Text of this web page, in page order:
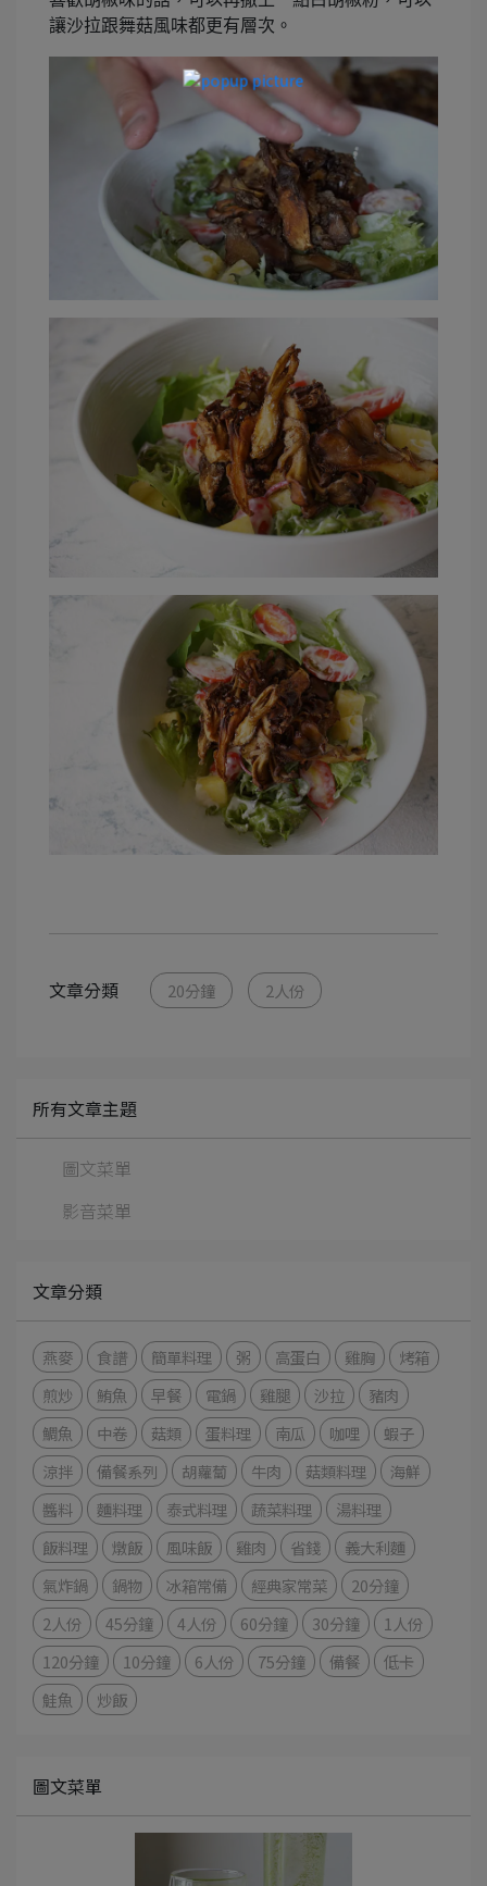
讓沙拉跟舞菇風味都更有層次。
文章分類 20分鐘 2人份
所有文章主題
圖文菜單
影音菜單
文章分類
燕麥 食譜 簡單料理 粥 高蛋白 雞胸
烤箱
煎炒
鮪魚 早餐 電鍋 雞腿 沙拉
豬肉
鯛魚
中卷 菇類 蛋料理 南瓜 咖哩
蝦子
涼拌
備餐系列 胡蘿蔔 牛肉 菇類料理
海鮮
醬料
麵料理 泰式料理 蔬菜料理
湯料理
飯料理
燉飯 風味飯 雞肉 省錢
義大利麵
氣炸鍋
鍋物 冰箱常備 經典家常菜
20分鐘
2人份
45分鐘 4人份 60分鐘 30分鐘
1人份
120分鐘
10分鐘 6人份 75分鐘 備餐
低卡
鮭魚
炒飯
圖文菜單